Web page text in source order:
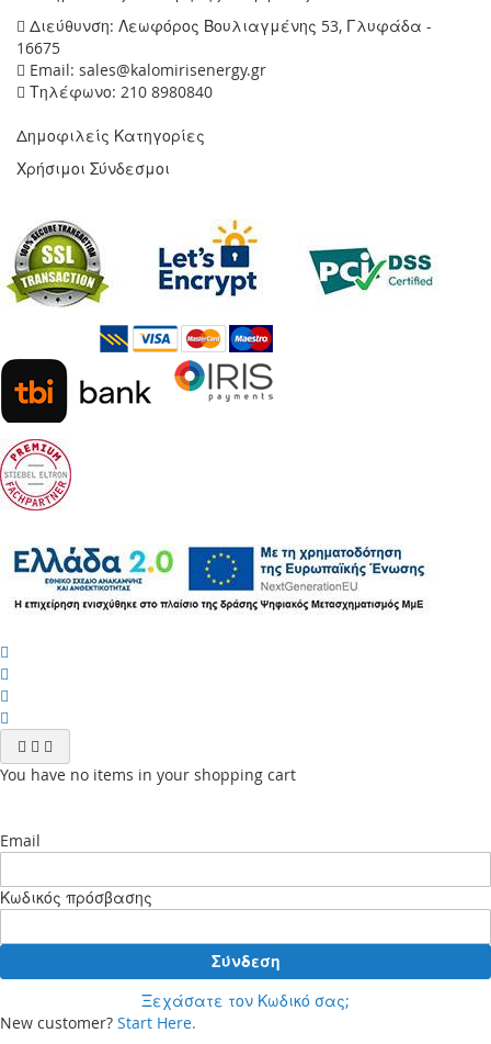
Διεύθυνση: Λεωφόρος Βουλιαγμένης 53, Γλυφάδα -
16675
Email: sales@kalomirisenergy.gr
Τηλέφωνο: 210 8980840
Δημοφιλείς Κατηγορίες
Χρήσιμοι Σύνδεσμοι
You have no items in your shopping cart
Email
Κωδικός πρόσβασης
Σύνδεση
Ξεχάσατε τον Κωδικό σας;
New customer? Start Here.